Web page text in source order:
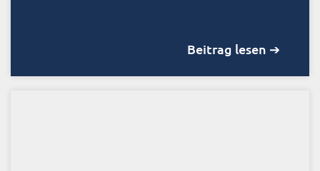
Beitrag lesen ➔